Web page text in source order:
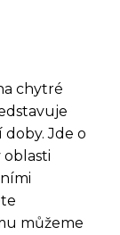
chytré
Jde o
oblasti
můžeme